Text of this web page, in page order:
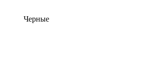
Черные